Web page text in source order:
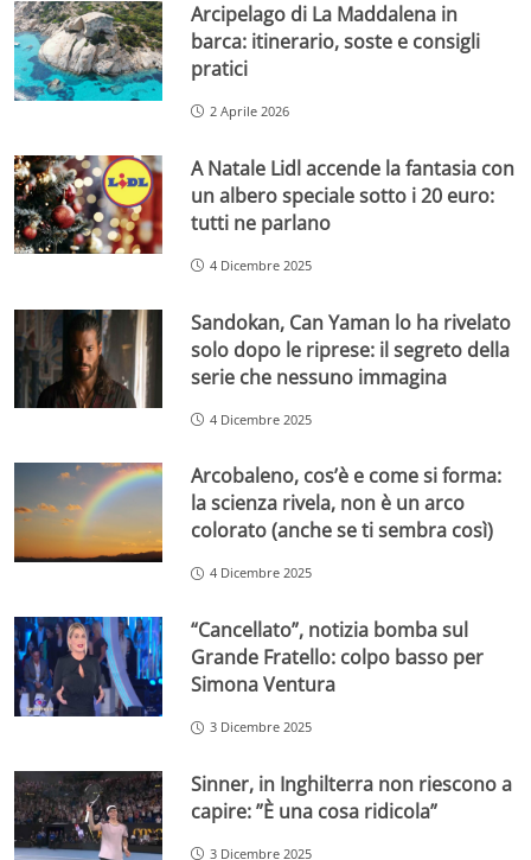
Arcipelago di La Maddalena in
barca: itinerario, soste e consigli
pratici
2 Aprile 2026
A Natale Lidl accende la fantasia con
un albero speciale sotto i 20 euro:
tutti ne parlano
4 Dicembre 2025
Sandokan, Can Yaman lo ha rivelato
solo dopo le riprese: il segreto della
serie che nessuno immagina
4 Dicembre 2025
Arcobaleno, cos’è e come si forma:
la scienza rivela, non è un arco
colorato (anche se ti sembra così)
4 Dicembre 2025
“Cancellato”, notizia bomba sul
Grande Fratello: colpo basso per
Simona Ventura
3 Dicembre 2025
Sinner, in Inghilterra non riescono a
capire: ”È una cosa ridicola”
3 Dicembre 2025